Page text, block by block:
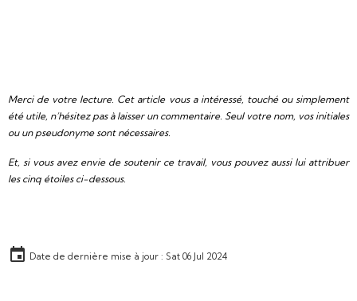
Merci de votre lecture. Cet article vous a intéressé, touché ou simplement
été utile, n’hésitez pas à laisser un commentaire. Seul votre nom, vos initiales
ou un pseudonyme sont nécessaires.
Et, si vous avez envie de soutenir ce travail, vous pouvez aussi lui attribuer
les cinq étoiles ci-dessous.
Date de dernière mise à jour : Sat 06 Jul 2024